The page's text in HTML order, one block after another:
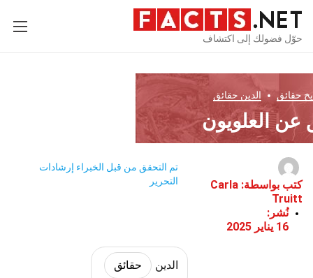
حوّل فضولك إلى اكتشاف
حقائق الدين حقائق
كتب بواسطة: Carla
Truitt
نُشر:
16 يناير 2025
تم التحقق من قبل الخبراء إرشادات
التحرير
الدين حقائق